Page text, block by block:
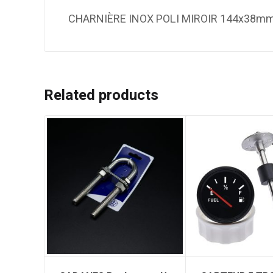
CHARNIÈRE INOX POLI MIROIR
Related products